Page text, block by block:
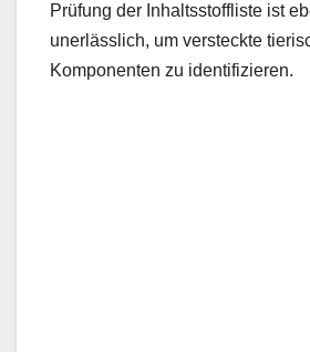
Prüfung der Inhaltsstoffliste ist
unerlässlich, um versteckte
Komponenten zu identifizieren.